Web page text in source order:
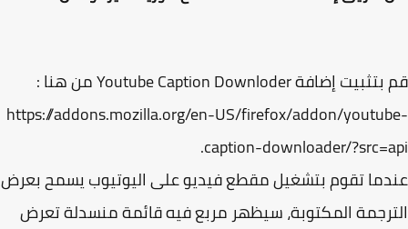
قم بتثبيت إضافة Youtube Caption Downloder من هنا :
https://addons.mozilla.org/en-US/firefox/addon/
caption-downloader/
تقوم بتشغيل مقطع فيديو على اليوتيوب يسمح بعرض
المكتوبة، سيظهر مربع فيه قائمة منسدلة تعرض